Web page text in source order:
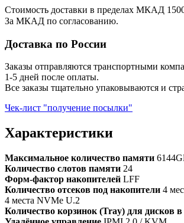
Стоимость доставки в пределах МКАД
За МКАД по согласованию.
Доставка по России
Заказы отправляются транспортными
1-5 дней после оплаты.
Все заказы тщательно упаковываются и
Чек-лист "получение посылки"
Характеристики
Максимальное количество памяти
Количество слотов памяти 24
Форм-фактор накопителей LFF
Количество отсеков под накопители 4
4 места NVMe U.2
Количество корзинок (Tray) для дисков